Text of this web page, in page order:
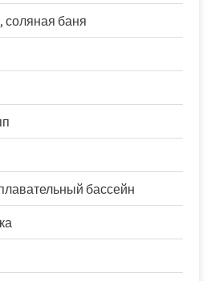
соляная баня
бассейн